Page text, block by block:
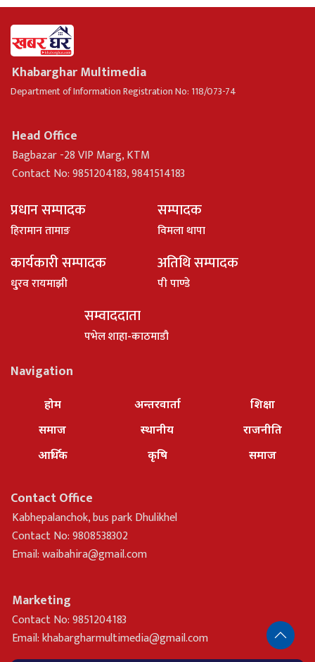
Khabarghar Multimedia
Department of Information Registration No: 118/073-74
Head Office
Bagbazar -28 VIP Marg, KTM
Contact No: 9851204183, 9841514183
प्रधान सम्पादक
हिरामान तामाङ
सम्पादक
विमला थापा
कार्यकारी सम्पादक
धु्रव रायमाझी
अतिथि सम्पादक
पी पाण्डे
सम्वाददाता
पभेल शाहा-काठमाडौ
Navigation
होम
समाज
आर्थिक
अन्तरवार्ता
स्थानीय
कृषि
शिक्षा
राजनीति
समाज
Contact Office
Kabhepalanchok, bus park Dhulikhel
Contact No: 9808538302
Email:waibahira@gmail.com
Marketing
Contact No: 9851204183
Email:khabargharmultimedia@gmail.com